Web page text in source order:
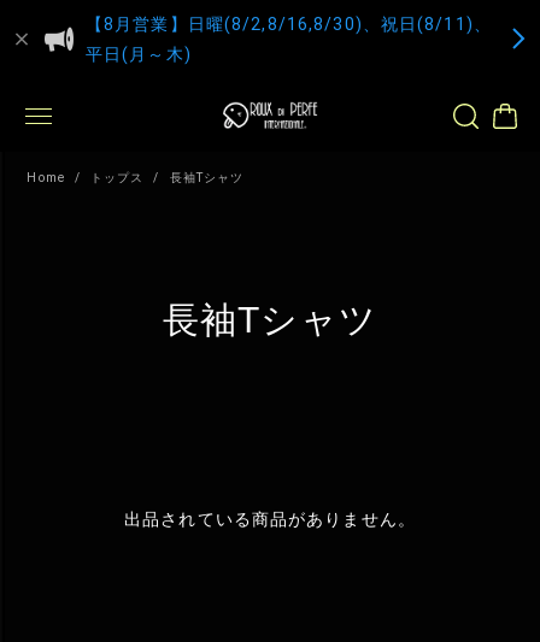
【8月営業】日曜(8/2,8/16,8/30)、祝日(8/11)、
平日(月～木)
Home トップス 長袖Tシャツ
長袖Tシャツ
出品されている商品がありません。